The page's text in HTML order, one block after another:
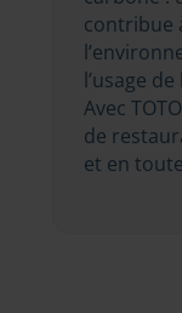
contribue
l’usage
Avec
de
et en